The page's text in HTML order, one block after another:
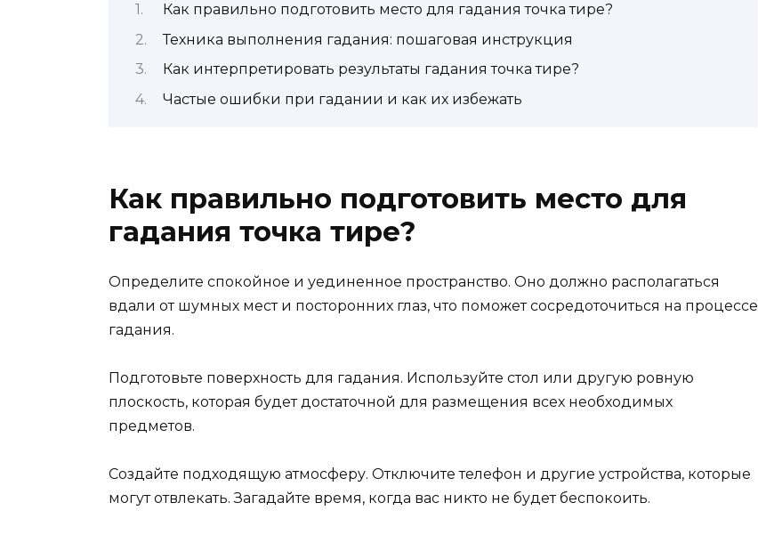
Как правильно подготовить место для гадания точка тире?
Техника выполнения гадания: пошаговая инструкция
Как интерпретировать результаты гадания точка тире?
Частые ошибки при гадании и как их избежать
Как правильно подготовить место для
гадания точка тире?
Определите спокойное и уединенное пространство. Оно должно располагаться
вдали от шумных мест и посторонних глаз, что поможет сосредоточиться на процессе
гадания.
Подготовьте поверхность для гадания. Используйте стол или другую ровную
плоскость, которая будет достаточной для размещения всех необходимых
предметов.
Создайте подходящую атмосферу. Отключите телефон и другие устройства, которые
могут отвлекать. Загадайте время, когда вас никто не будет беспокоить.